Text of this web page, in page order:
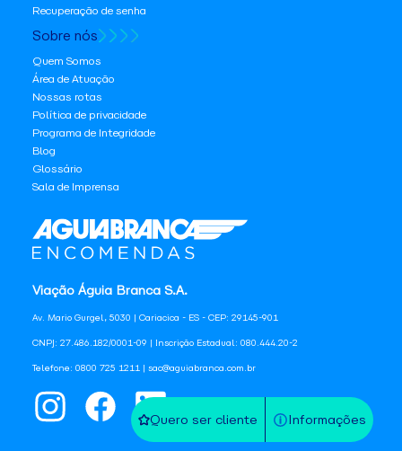
Quero ser cliente Informações
Viação Águia Branca S.A.
Av. Mario Gurgel, 5030 | Cariacica - ES - CEP: 29145-901
CNPJ: 27.486.182/0001-09 | Inscrição Estadual: 080.444.20-2
Telefone: 0800 725 1211 | sac@aguiabranca.com.br
Recuperação de senha
Sobre nós
Quem Somos
Área de Atuação
Nossas rotas
Política de privacidade
Programa de Integridade
Blog
Glossário
Sala de Imprensa